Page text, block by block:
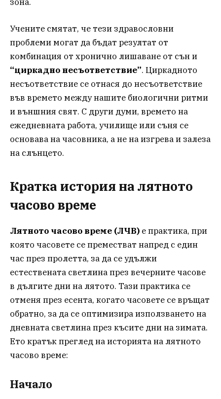
Учените смятат, че тези здравословни
проблеми могат да бъдат резултат от
комбинация от хронично лишаване от сън и
“циркадно несъответствие”. Циркадното
несъответствие се отнася до несъответствие
във времето между нашите биологични ритми
и външния свят. С други думи, времето на
ежедневната работа, училище или съня се
основава на часовника, а не на изгрева и залеза
на слънцето.
Кратка история на лятното
часово време
Лятното часово време (ЛЧВ) е практика, при
която часовете се преместват напред с един
час през пролетта, за да се удължи
естествената светлина през вечерните часове
в дългите дни на лятото. Тази практика се
отменя през есента, когато часовете се връщат
обратно, за да се оптимизира използването на
дневната светлина през късите дни на зимата.
Ето кратък преглед на историята на лятното
часово време:
Начало